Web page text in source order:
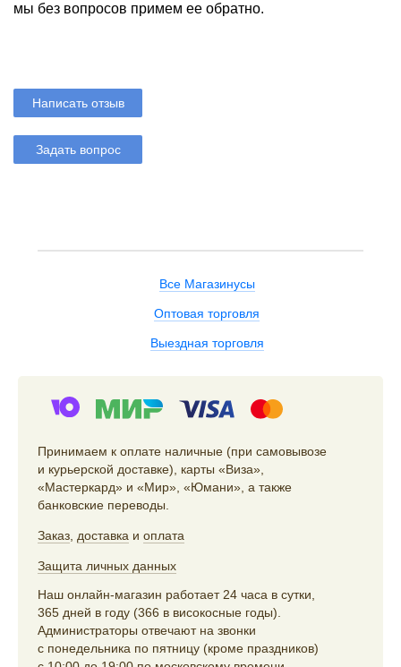
мы без вопросов примем ее обратно.
Написать отзыв
Задать вопрос
Все Магазинусы
Оптовая торговля
Выездная торговля
Принимаем к оплате наличные (при самовывозе
и курьерской доставке), карты «Виза»,
«Мастеркард» и «Мир», «Юмани», а также
банковские переводы.
Заказ доставка и оплата
Защита личных данных
Наш онлайн-магазин работает 24 часа в сутки,
365 дней в году (366 в високосные годы).
Администраторы отвечают на звонки
с понедельника по пятницу (кроме праздников)